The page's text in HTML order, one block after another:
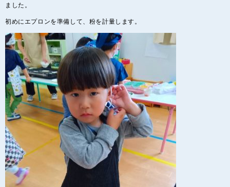
ました。
初めにエプロンを準備して、粉を計量します。